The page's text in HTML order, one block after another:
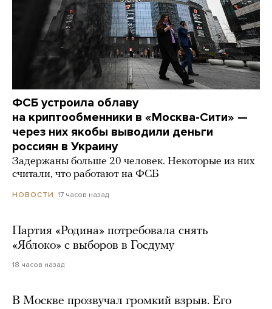
ФСБ устроила облаву
на криптообменники в «Москва-Сити» —
через них якобы выводили деньги
россиян в Украину
Задержаны больше 20 человек. Некоторые из них
считали, что работают на ФСБ
НОВОСТИ 17 часов назад
Партия «Родина» потребовала снять
«Яблоко» с выборов в Госдуму
18 часов назад
В Москве прозвучал громкий взрыв. Его